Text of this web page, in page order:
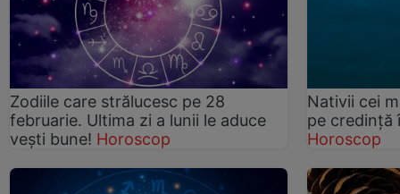
Zodiile care strălucesc pe 28
februarie. Ultima zi a lunii le aduce
vești bune! Horoscop
Nativii cei
pe credinţă
Horoscop